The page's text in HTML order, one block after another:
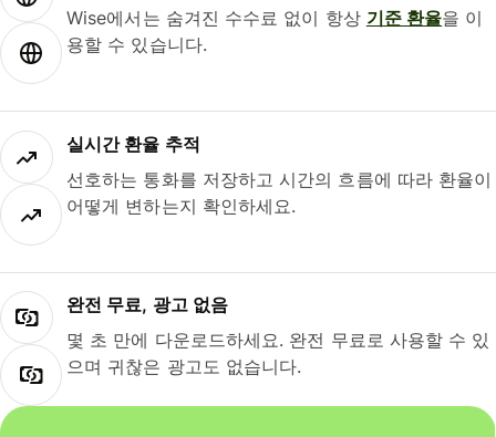
Wise에서는 숨겨진 수수료 없이 항상 기준 환율을 이
용할 수 있습니다.
실시간 환율 추적
선호하는 통화를 저장하고 시간의 흐름에 따라 환율이
어떻게 변하는지 확인하세요.
완전 무료, 광고 없음
몇 초 만에 다운로드하세요. 완전 무료로 사용할 수 있
으며 귀찮은 광고도 없습니다.